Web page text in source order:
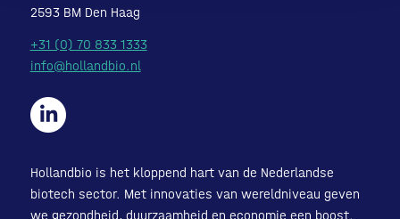
2593 BM Den Haag
+31 (0) 70 833 1333
info@hollandbio.nl
Hollandbio is het kloppend hart van de Nederlandse
biotech sector. Met innovaties van wereldniveau geven
we gezondheid, duurzaamheid en economie een boost.